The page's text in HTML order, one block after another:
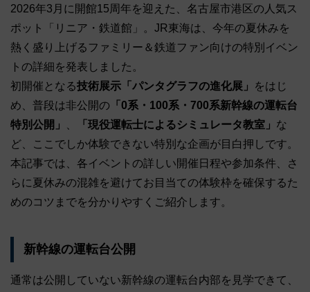
2026年3月に開館15周年を迎えた、名古屋市港区の人気ス
ポット「リニア・鉄道館」。JR東海は、今年の夏休みを
熱く盛り上げるファミリー＆鉄道ファン向けの特別イベン
トの詳細を発表しました。
初開催となる技術展示「パンタグラフの進化展」
をはじ
め、普段は非公開の 「0系・100系・700系新幹線の運転台
特別公開」
「現役運転士によるシミュレータ教室」 な
ど、ここでしか体験できない特別な企画が目白押しです。
本記事では、各イベントの詳しい開催日程や参加条件、さ
らに夏休みの混雑を避けてお目当ての体験枠を確保するた
めのコツまでを分かりやすくご紹介します。
新幹線の運転台公開
通常は公開していない新幹線の運転台内部を見学できて、